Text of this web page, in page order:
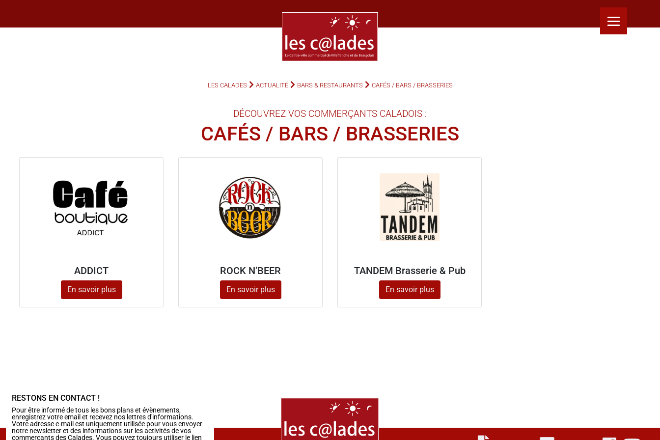
LES CALADES ACTUALITÉ BARS & RESTAURANTS CAFÉS / BARS / BRASSERIES
DÉCOUVREZ VOS COMMERÇANTS CALADOIS :
CAFÉS / BARS / BRASSERIES
ADDICT
En savoir plus
ROCK N’BEER
En savoir plus
TANDEM Brasserie & Pub
En savoir plus
RESTONS EN CONTACT !
Pour être informé de tous les bons plans et évènements,
enregistrez votre email et recevez nos lettres d'informations.
Votre adresse e-mail est uniquement utilisée pour vous envoyer
notre newsletter et des informations sur les activités de vos
commerçants des Calades. Vous pouvez toujours utiliser le lien